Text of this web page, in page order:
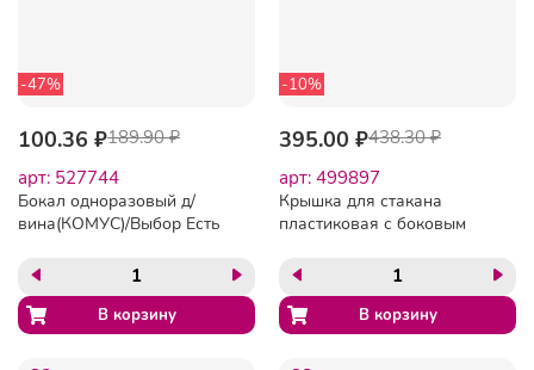
-47%
100.36 ₽189.90 ₽
арт: 527744
Бокал одноразовый д/
вина(КОМУС)/Выбор Есть
12уп./кор
-10%
395.00 ₽438.30 ₽
арт: 499897
Крышка для стакана
пластиковая с боковым
бел.,100шт./уп